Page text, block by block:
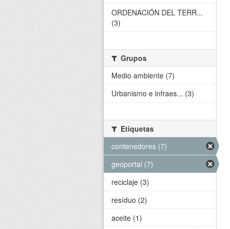
ORDENACIÓN DEL TERR...
(3)
Grupos
Medio ambiente (7)
Urbanismo e infraes... (3)
Etiquetas
contenedores (7)
geoportal (7)
reciclaje (3)
resíduo (2)
aceite (1)